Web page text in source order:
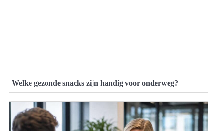
Welke gezonde snacks zijn handig voor onderweg?